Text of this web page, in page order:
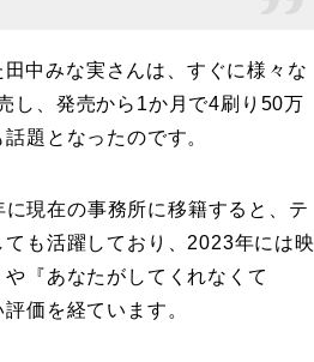
中みな実さんは、すぐに様々な
し、発売から1か月で4刷り50万
題となったのです。
現在の事務所に移籍すると、テ
も活躍しており、2023年には映
『あなたがしてくれなくて
価を経ています。